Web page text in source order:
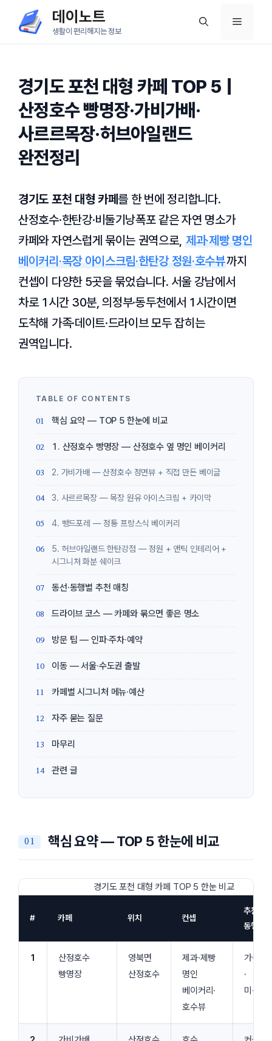
츠
데이노트
생활이 편리해지는 정보
메
경기도 포천 대형 카페 TOP 5 |
산정호수 빵명장·가비가배·
사르르목장·허브아일랜드
완전정리
경기도 포천 대형 카페를 한 번에 정리합니다.
산정호수·한탄강·비둘기낭폭포 같은 자연 명소가
카페와 자연스럽게 묶이는 권역으로, 제과·제빵 명인
베이커리·목장 아이스크림·한탄강 정원·호수뷰까지
컨셉이 다양한 5곳을 묶었습니다. 서울 강남에서
차로 1시간 30분, 의정부·동두천에서 1시간이면
도착해 가족·데이트·드라이브 모두 잡히는
권역입니다.
핵심 요약 — TOP 5 한눈에 비교
1. 산정호수 빵명장 — 산정호수 옆 명인 베이커리
2. 가비가배 — 산정호수 정면뷰 + 직접 만든 베이글
3. 사르르목장 — 목장 원유 아이스크림 + 카이막
4. 뺑드포레 — 정통 프랑스식 베이커리
5. 허브아일랜드 한탄강점 — 정원 + 앤틱 인테리어 +
시그니처 화분 쉐이크
동선·동행별 추천 매칭
드라이브 코스 — 카페와 묶으면 좋은 명소
방문 팁 — 인파·주차·예약
이동 — 서울·수도권 출발
카페별 시그니처 메뉴·예산
자주 묻는 질문
마무리
관련 글
핵심 요약 — TOP 5 한눈에 비교
# 카페 위치 컨셉
추천
동행
1
산정호수
빵명장
영북면
산정호수
제과·제빵
명인
베이커리·
호수뷰
가족
·
미식
경기도 포천 대형 카페 TOP 5 한눈 비교